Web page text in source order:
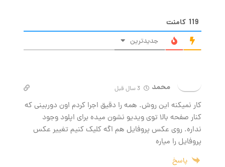
119 کامنت
جدیدترین
محمد 3 سال قبل
کار نمیکنه این روش. همه را دقیق اجرا کردم اون دوربینی که
کنار صفحه بالا توی ویدیو نشون میده برای اپلود وجود
نداره. روی عکس پروفایل هم اگه کلیک کنیم تغییر عکس
پروفایل را میاره
پاسخ